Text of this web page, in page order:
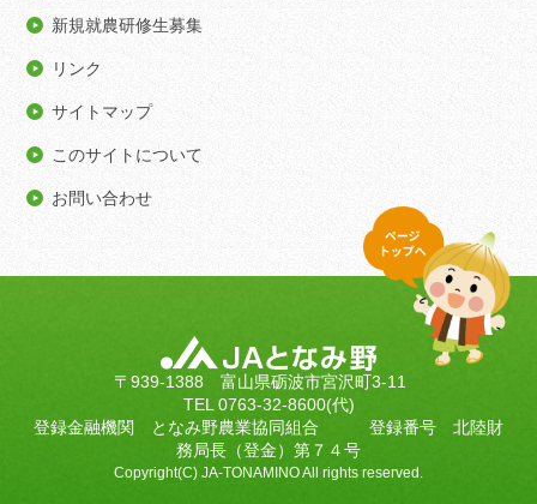
新規就農研修生募集
リンク
サイトマップ
このサイトについて
お問い合わせ
〒939-1388 富山県砺波市宮沢町3-11
TEL 0763-32-8600(代)
登録金融機関 となみ野農業協同組合 登録番号 北陸財
務局長（登金）第７４号
Copyright(C) JA-TONAMINO All rights reserved.